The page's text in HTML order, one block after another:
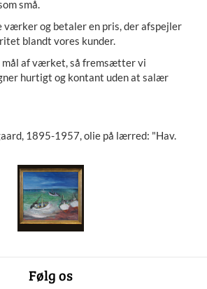
små.
værker og betaler en pris, der afspejler
blandt vores kunder.
mål af værket, så fremsætter vi
hurtigt og kontant uden at salær
1895-1957, olie på lærred: "Hav.
Følg os